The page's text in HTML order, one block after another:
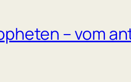
– vom